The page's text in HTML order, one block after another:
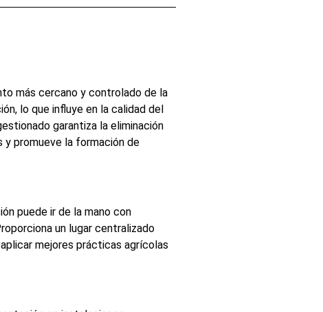
más cercano y controlado de la
lo que influye en la calidad del
garantiza la eliminación
y promueve la formación de
puede ir de la mano con
un lugar centralizado
mejores prácticas agrícolas